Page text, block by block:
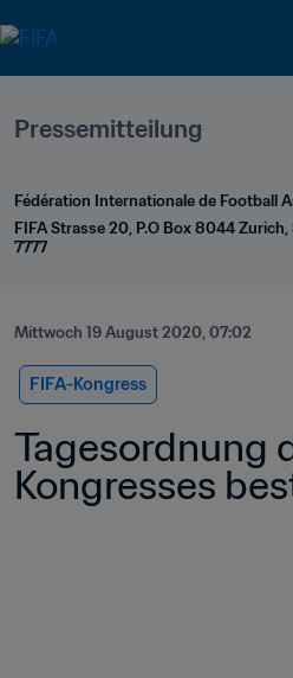
Pressemitteilung
Fédération Internationale de Football
FIFA Strasse 20, P.O Box 8044
7777
Mittwoch 19 August 2020, 07:02
FIFA-Kongress
Tagesordnung
Kongresses